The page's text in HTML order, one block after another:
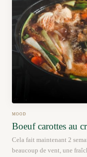
MOOD
Boeuf carottes au
Cela fait maintenant 2
beaucoup de vent, une